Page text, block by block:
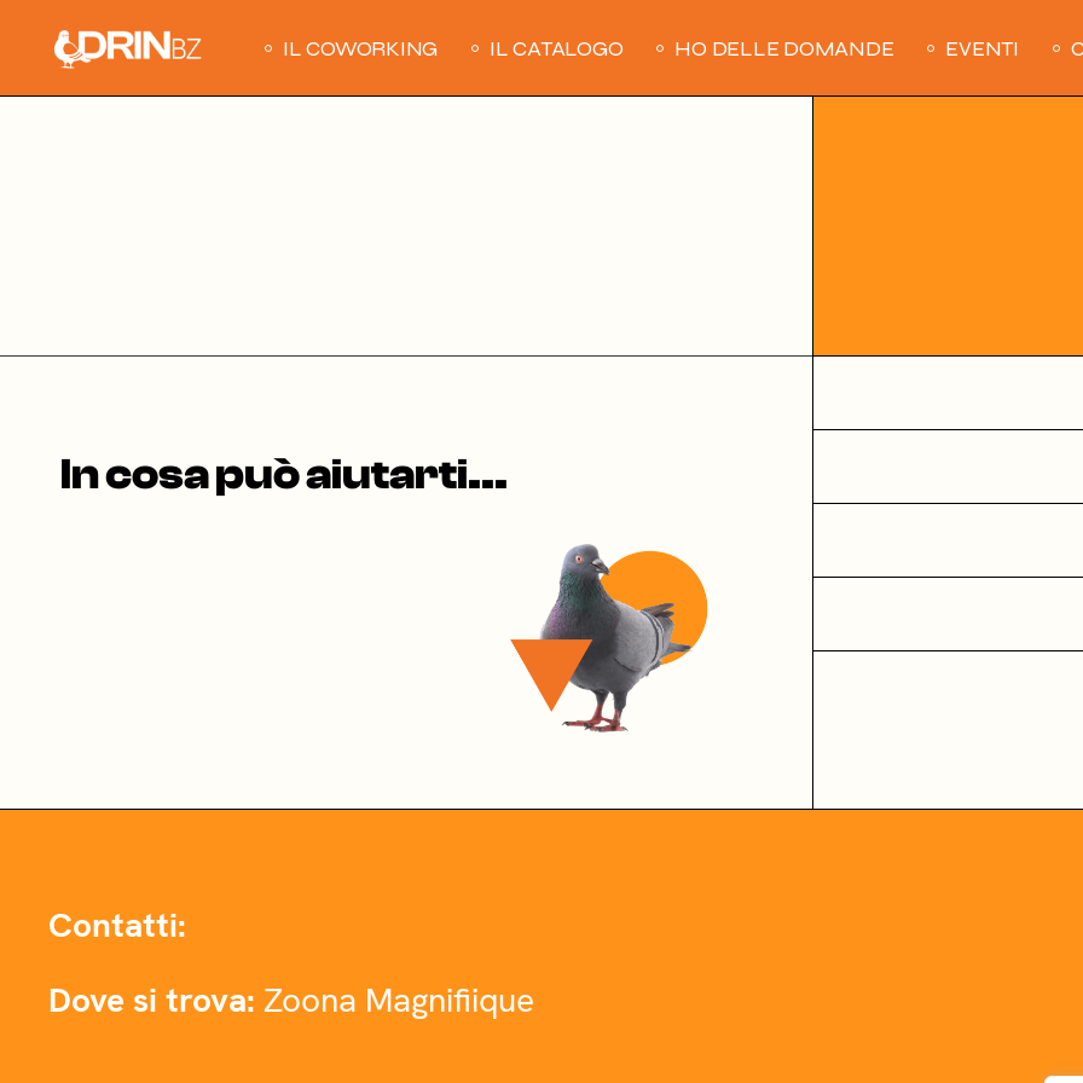
content
IL COWORKING IL CATALOGO HO DELLE DOMANDE EVENTI
In cosa può aiutarti...
Contatti:
Dove si trova: Zoona Magnifiique